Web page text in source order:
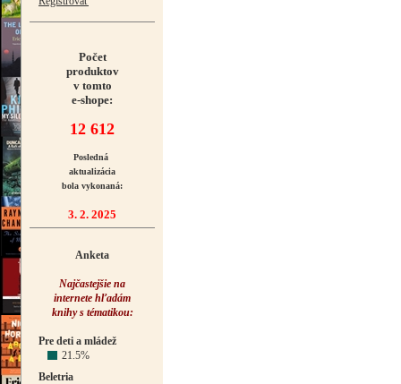
Počet
produktov
v tomto
e-shope:
12 612
Posledná
aktualizácia
bola vykonaná:
3. 2. 2025
Anketa
Najčastejšie na
internete hľadám
knihy s tématikou:
Pre deti a mládež
21.5%
Beletria